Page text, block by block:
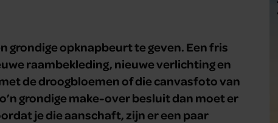
grondige opknapbeurt te geven. Een fris
raambekleding, nieuwe verlichting en
de droogbloemen of die canvasfoto van
grondige make-over besluit dan moet er
je die aanschaft, zijn er een paar